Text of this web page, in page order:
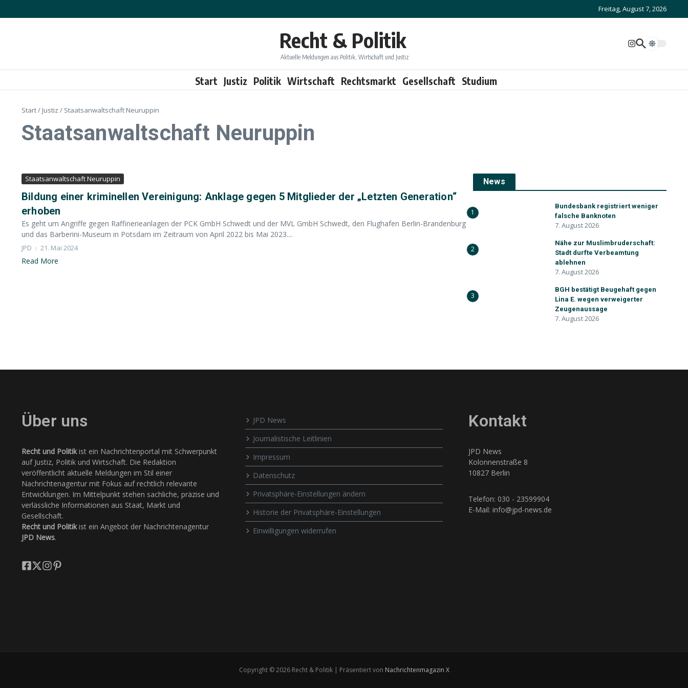
Freitag, August 7, 2026
Recht & Politik
Aktuelle Meldungen aus Politik, Wirtschaft und Justiz
Start Justiz Politik Wirtschaft Rechtsmarkt Gesellschaft Studium
Start/ Justiz / Staatsanwaltschaft Neuruppin
Staatsanwaltschaft Neuruppin
Staatsanwaltschaft Neuruppin
Bildung einer kriminellen Vereinigung: Anklage gegen 5 Mitglieder der „Letzten Generation“
erhoben
Es geht um Angriffe gegen Raffinerieanlagen der PCK GmbH Schwedt und der MVL GmbH Schwedt, den Flughafen Berlin-Brandenburg
und das Barberini-Museum in Potsdam im Zeitraum von April 2022 bis Mai 2023....
JPD 21. Mai 2024
Read More
News
1
Bundesbank registriert weniger
falsche Banknoten
7. August 2026
2
Nähe zur Muslimbruderschaft:
Stadt durfte Verbeamtung
ablehnen
7. August 2026
3
BGH bestätigt Beugehaft gegen
Lina E. wegen verweigerter
Zeugenaussage
7. August 2026
Über uns
Recht und Politikist ein Nachrichtenportal mit Schwerpunkt
auf Justiz, Politik und Wirtschaft. Die Redaktion
veröffentlicht aktuelle Meldungen im Stil einer
Nachrichtenagentur mit Fokus auf rechtlich relevante
Entwicklungen. Im Mittelpunkt stehen sachliche, präzise und
verlässliche Informationen aus Staat, Markt und
Gesellschaft.
Recht und Politikist ein Angebot der Nachrichtenagentur
JPD News.
JPD News
Journalistische Leitlinien
Impressum
Datenschutz
Privatsphäre-Einstellungen ändern
Historie der Privatsphäre-Einstellungen
Einwilligungen widerrufen
Kontakt
JPD News
Kolonnenstraße 8
10827 Berlin
Telefon: 030 - 23599904
E-Mail: info@jpd-news.de
Copyright © 2026 Recht & Politik | Präsentiert von Nachrichtenmagazin X